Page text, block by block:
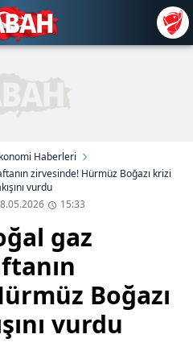
Haberleri
zirvesinde! Hürmüz Boğazı krizi
vurdu
15:33
gaz
Boğazı
vurdu